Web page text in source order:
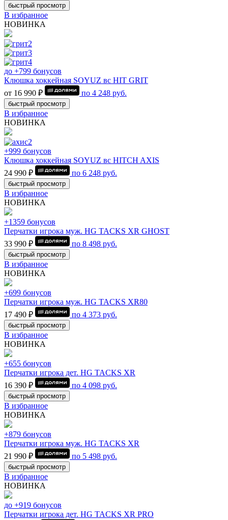
быстрый просмотр
В избранное
НОВИНКА
до +799 бонусов
Клюшка хоккейная SOYUZ вс HIT GRIT
от 16 990 ₽
по 4 248 руб.
быстрый просмотр
В избранное
НОВИНКА
+999 бонусов
Клюшка хоккейная SOYUZ вс HITCH AXIS
24 990 ₽
по 6 248 руб.
быстрый просмотр
В избранное
НОВИНКА
+1359 бонусов
Перчатки игрока муж. HG TACKS XR GHOST
33 990 ₽
по 8 498 руб.
быстрый просмотр
В избранное
НОВИНКА
+699 бонусов
Перчатки игрока муж. HG TACKS XR80
17 490 ₽
по 4 373 руб.
быстрый просмотр
В избранное
НОВИНКА
+655 бонусов
Перчатки игрока дет. HG TACKS XR
16 390 ₽
по 4 098 руб.
быстрый просмотр
В избранное
НОВИНКА
+879 бонусов
Перчатки игрока муж. HG TACKS XR
21 990 ₽
по 5 498 руб.
быстрый просмотр
В избранное
НОВИНКА
до +919 бонусов
Перчатки игрока дет. HG TACKS XR PRO